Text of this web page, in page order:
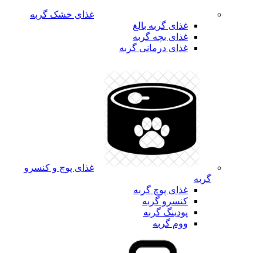
غذای خشک گربه
غذای گربه بالغ
غذای بچه گربه
غذای درمانی گربه
غذای پوچ و کنسرو
گربه
غذای پوچ گربه
کنسرو گربه
پودینگ گربه
ووم گربه